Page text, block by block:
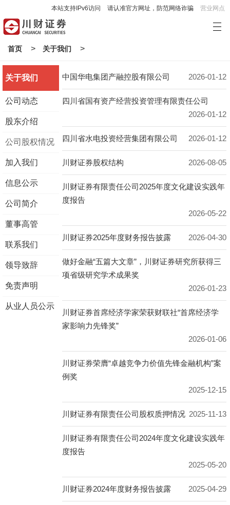
本站支持IPv6访问 请认准官方网址，防范网络诈骗 营业网点
首页 > 关于我们 >
关于我们
公司动态
股东介绍
公司股权情况
加入我们
信息公示
公司简介
董事高管
联系我们
领导致辞
免责声明
从业人员公示
中国华电集团产融控股有限公司 2026-01-12
四川省国有资产经营投资管理有限责任公司
2026-01-12
四川省水电投资经营集团有限公司 2026-01-12
川财证券股权结构 2026-08-05
川财证券有限责任公司2025年度文化建设实践年
度报告
2026-05-22
川财证券2025年度财务报告披露 2026-04-30
做好金融“五篇大文章”，川财证券研究所获得三
项省级研究学术成果奖
2026-01-23
川财证券首席经济学家荣获财联社“首席经济学
家影响力先锋奖”
2026-01-06
川财证券荣膺“卓越竞争力价值先锋金融机构”案
例奖
2025-12-15
川财证券有限责任公司股权质押情况 2025-11-13
川财证券有限责任公司2024年度文化建设实践年
度报告
2025-05-20
川财证券2024年度财务报告披露 2025-04-29